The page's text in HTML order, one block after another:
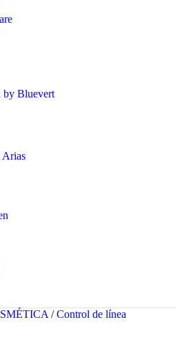
by Bluevert
Arias
/ Control de línea